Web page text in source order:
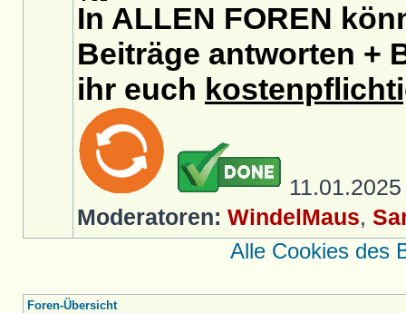
In ALLEN FOREN
Beiträge antworten +
ihr euch
Moderatoren: WindelMaus,
Alle Cookies des
Foren-Übersicht